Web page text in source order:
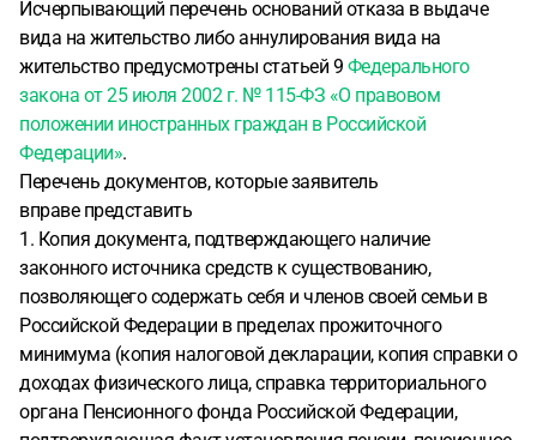
Исчерпывающий перечень оснований отказа в выдаче
вида на жительство либо аннулирования вида на
жительство предусмотрены статьей 9 Федерального
закона от 25 июля 2002 г. № 115-ФЗ «О правовом
положении иностранных граждан в Российской
Федерации».
Перечень документов, которые заявитель
вправе представить
1. Копия документа, подтверждающего наличие
законного источника средств к существованию,
позволяющего содержать себя и членов своей семьи в
Российской Федерации в пределах прожиточного
минимума (копия налоговой декларации, копия справки о
доходах физического лица, справка территориального
органа Пенсионного фонда Российской Федерации,